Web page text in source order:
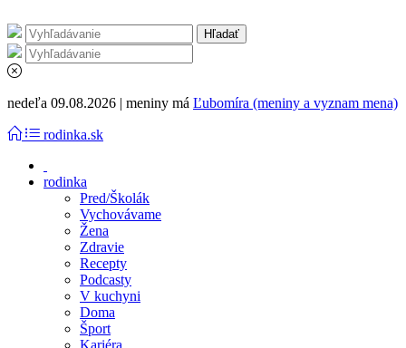
nedeľa 09.08.2026 | meniny má Ľubomíra (meniny a vyznam mena)
rodinka.sk
rodinka
Pred/Školák
Vychovávame
Žena
Zdravie
Recepty
Podcasty
V kuchyni
Doma
Šport
Kariéra